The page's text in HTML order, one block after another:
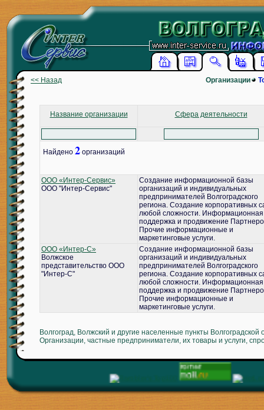
<< Назад Организации
Название организации Сфера деятельности
Найдено 2 организаций
ООО «Интер-Сервис»
ООО "Интер-Сервис"
Создание информационной базы
организаций и индивидуальных
предпринимателей Волгоградского
региона. Создание корпоративных
любой сложности. Информационная
поддержка и продвижение
Прочие информационные и
маркетинговые услуги.
ООО «Интер-С»
Волжское
представительство ООО
"Интер-С"
Создание информационной базы
организаций и индивидуальных
предпринимателей Волгоградского
региона. Создание корпоративных
любой сложности. Информационная
поддержка и продвижение
Прочие информационные и
маркетинговые услуги.
Волгоград, Волжский и другие населенные пункты Волгоградской
Организации, частные предприниматели, их товары и услуги,